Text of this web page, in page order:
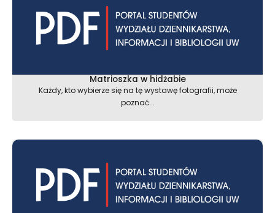
Matrioszka w hidżabie
Każdy, kto wybierze się na tę wystawę fotografii, może
poznać...